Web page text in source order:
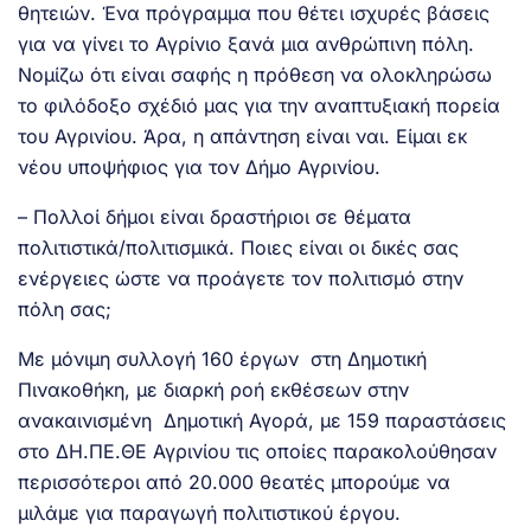
θητειών. Ένα πρόγραμμα που θέτει ισχυρές βάσεις
για να γίνει το Αγρίνιο ξανά μια ανθρώπινη πόλη.
Νομίζω ότι είναι σαφής η πρόθεση να ολοκληρώσω
το φιλόδοξο σχέδιό μας για την αναπτυξιακή πορεία
του Αγρινίου. Άρα, η απάντηση είναι ναι. Είμαι εκ
νέου υποψήφιος για τον Δήμο Αγρινίου.
– Πολλοί δήμοι είναι δραστήριοι σε θέματα
πολιτιστικά/πολιτισμικά. Ποιες είναι οι δικές σας
ενέργειες ώστε να προάγετε τον πολιτισμό στην
πόλη σας;
Με μόνιμη συλλογή 160 έργων στη Δημοτική
Πινακοθήκη, με διαρκή ροή εκθέσεων στην
ανακαινισμένη Δημοτική Αγορά, με 159 παραστάσεις
στο ΔΗ.ΠΕ.ΘΕ Αγρινίου τις οποίες παρακολούθησαν
περισσότεροι από 20.000 θεατές μπορούμε να
μιλάμε για παραγωγή πολιτιστικού έργου.